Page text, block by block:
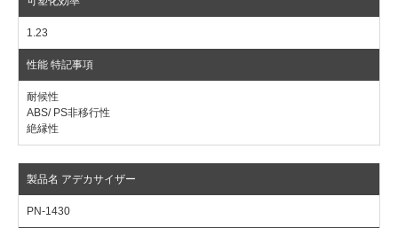
1.23
耐候性
ABS/ PS非移行性
絶縁性
PN-1430